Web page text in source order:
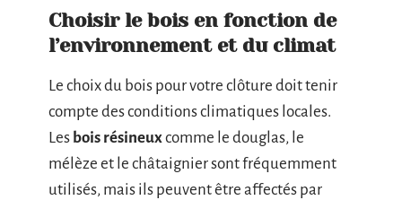
Choisir le bois en fonction de
l’environnement et du climat
Le choix du bois pour votre clôture doit tenir
compte des conditions climatiques locales.
Les bois résineuxcomme le douglas, le
mélèze et le châtaignier sont fréquemment
utilisés, mais ils peuvent être affectés par